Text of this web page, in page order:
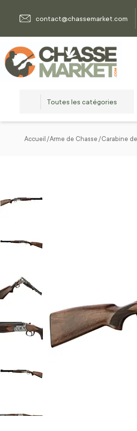
contact@chassemarket.com
Toutes les catégories
Accueil Arme de Chasse Carabine